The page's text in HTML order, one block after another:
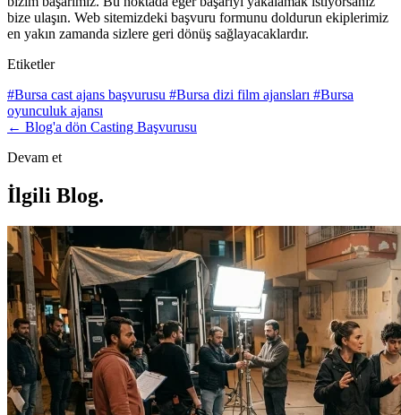
bize ulaşın. Web sitemizdeki başvuru formunu doldurun ekiplerimiz
en yakın zamanda sizlere geri dönüş sağlayacaklardır.
Etiketler
#Bursa cast ajans başvurusu #Bursa dizi film ajansları #Bursa
oyunculuk ajansı
← Blog'a dön Casting Başvurusu
Devam et
İlgili Blog.